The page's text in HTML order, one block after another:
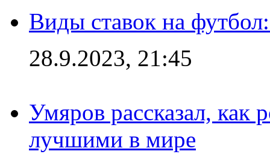
Виды ставок на
28.9.2023, 21:45
Умяров рассказал, как
лучшими в мире